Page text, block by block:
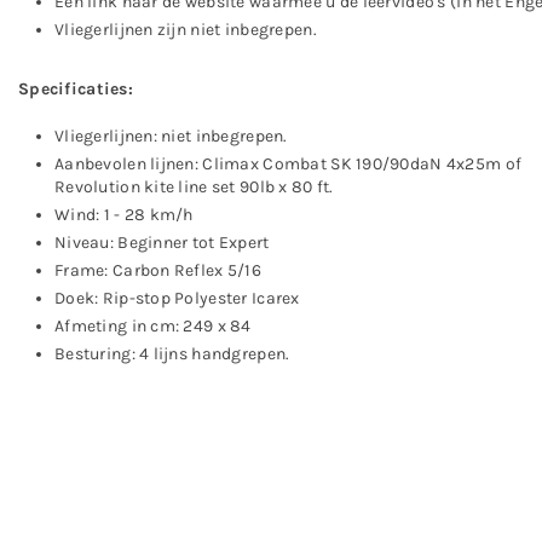
Vliegerlijnen zijn niet inbegrepen.
Specificaties:
Vliegerlijnen: niet inbegrepen.
Aanbevolen lijnen: Climax Combat SK 190/90daN 4x25m of
Revolution kite line set 90lb x 80 ft.
Wind: 1 - 28 km/h
Niveau: Beginner tot Expert
Frame: Carbon Reflex 5/16
Doek: Rip-stop Polyester Icarex
Afmeting in cm: 249 x 84
Besturing:4 lijns handgrepen.